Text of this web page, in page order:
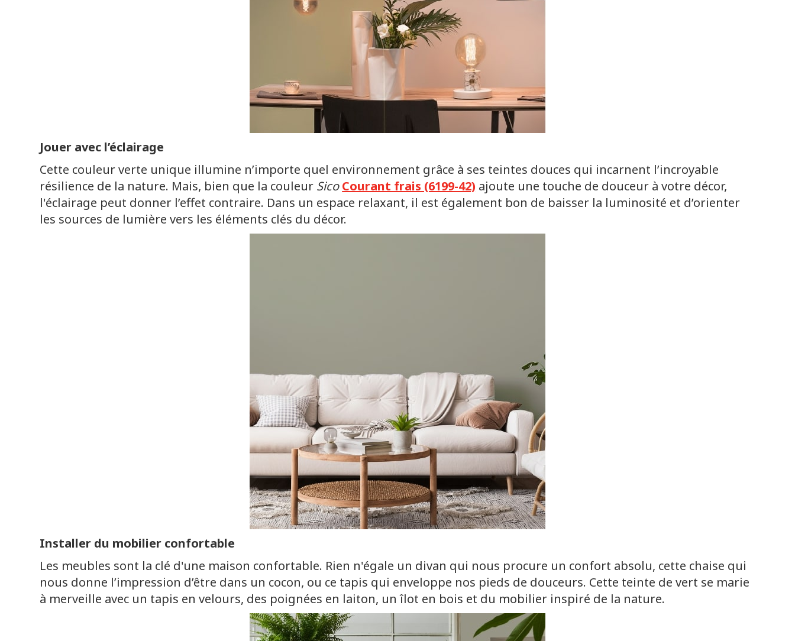
Jouer avec l’éclairage
Cette couleur verte unique illumine n’importe quel environnement grâce à ses teintes douces qui incarnent l’incroyable
résilience de la nature. Mais, bien que la couleur Sico Courant frais (6199-42) ajoute une touche de douceur à votre décor,
l'éclairage peut donner l’effet contraire. Dans un espace relaxant, il est également bon de baisser la luminosité et d’orienter
les sources de lumière vers les éléments clés du décor.
Installer du mobilier confortable
Les meubles sont la clé d'une maison confortable. Rien n'égale un divan qui nous procure un confort absolu, cette chaise qui
nous donne l’impression d’être dans un cocon, ou ce tapis qui enveloppe nos pieds de douceurs. Cette teinte de vert se marie
à merveille avec un tapis en velours, des poignées en laiton, un îlot en bois et du mobilier inspiré de la nature.